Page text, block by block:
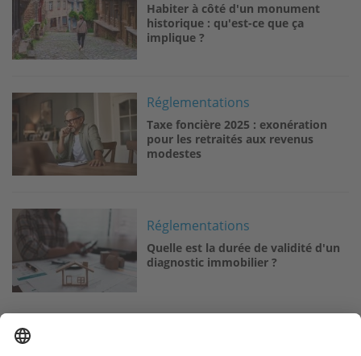
Habiter à côté d'un monument
historique : qu'est-ce que ça
implique ?
Image Réglementations
Taxe foncière 2025 : exonération
pour les retraités aux revenus
modestes
Image
Réglementations
Quelle est la durée de validité d'un
diagnostic immobilier ?